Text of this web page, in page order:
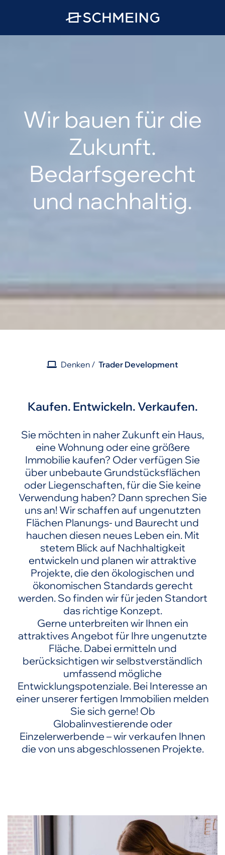
Wir bauen für die
Zukunft.
Bedarfsgerecht
und nachhaltig.
Denken Trader Development
Kaufen. Entwickeln. Verkaufen.
Sie möchten in naher Zukunft ein Haus,
eine Wohnung oder eine größere
Immobilie kaufen? Oder verfügen Sie
über unbebaute Grundstücksflächen
oder Liegenschaften, für die Sie keine
Verwendung haben? Dann sprechen Sie
uns an! Wir schaffen auf ungenutzten
Flächen Planungs- und Baurecht und
hauchen diesen neues Leben ein. Mit
stetem Blick auf Nachhaltigkeit
entwickeln und planen wir attraktive
Projekte, die den ökologischen und
ökonomischen Standards gerecht
werden. So finden wir für jeden Standort
das richtige Konzept.
Gerne unterbreiten wir Ihnen ein
attraktives Angebot für Ihre ungenutzte
Fläche. Dabei ermitteln und
berücksichtigen wir selbstverständlich
umfassend mögliche
Entwicklungspotenziale. Bei Interesse an
einer unserer fertigen Immobilien melden
Sie sich gerne! Ob
Globalinvestierende oder
Einzelerwerbende – wir verkaufen Ihnen
die von uns abgeschlossenen Projekte.